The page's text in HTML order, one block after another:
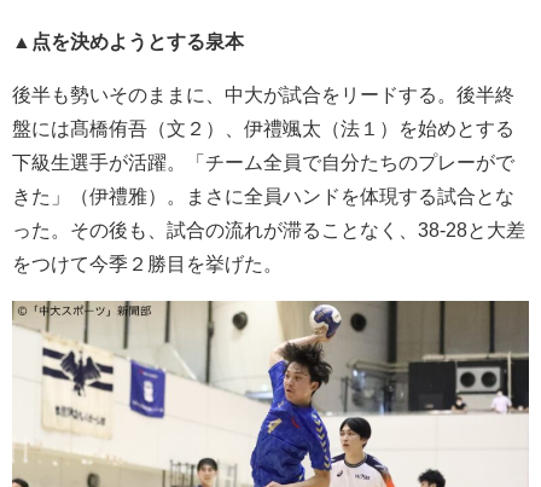
▲点を決めようとする泉本
後半も勢いそのままに、中大が試合をリードする。後半終
盤には髙橋侑吾（文２）、伊禮颯太（法１）を始めとする
下級生選手が活躍。「チーム全員で自分たちのプレーがで
きた」（伊禮雅）。まさに全員ハンドを体現する試合とな
った。その後も、試合の流れが滞ることなく、38-28と大差
をつけて今季２勝目を挙げた。